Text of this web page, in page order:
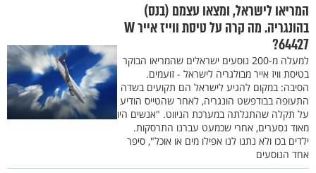
המריאו לישראל, ומצאו עצמם (בנס)
בהונגריה. מה קרה על טיסת ווייז אייר W
64427?
למעלה מ-200 נוסעים ישראלים שהמריאו הבוקר
בטיסת וויז אייר מבולגריה לישראל - זועמים.
הסיבה: במקום להגיע לישראל הם תקועים בשדה
התעופה בבודפשט הונגריה, לאחר שהטייס הודיע
על תקלה שהתגלתה במערכת הניווט. "אנשים היו
מאוד נסערים, אחרי שכמעט עברנו התרסקות.
ילדים בכו ולא נתנו לנו אפילו מים או אוכל", סיפר
אחד הנוסעים